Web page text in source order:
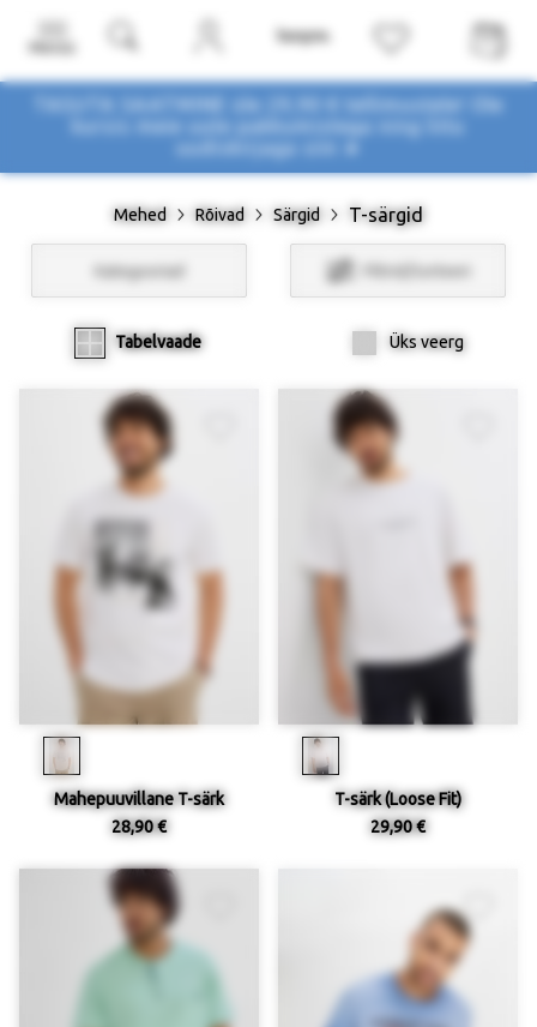
TASUTA SAATMINE üle 29,90 € tellimustele! Ole
kursis meie uute pakkumistega
uudiskirjaga siin ➤
Mehed Rõivad Särgid T-särgid
Kategooriad Filtrid/Sorteeri
Tabelvaade Üks veerg
Mahepuuvillane T-särk
28,90 €
T-särk (Loose Fit)
29,90 €